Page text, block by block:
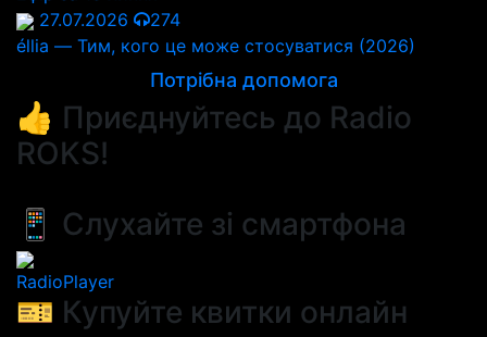
27.07.2026
274
éllia — Тим, кого це може стосуватися (2026)
Потрібна допомога
👍 Приєднуйтесь до Radio
ROKS!
📱 Слухайте зі смартфона
RadioPlayer
🎫 Купуйте квитки онлайн